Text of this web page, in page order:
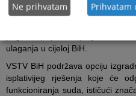
pogledu unapređenja radnih
BiH, VSTV BiH aktivno pruža
ulaganja u cijeloj BiH.
VSTV BiH podržava opciju
isplativijeg rješenja koje će
funkcioniranja suda, ističući
Ne prihvatam Prihvatam